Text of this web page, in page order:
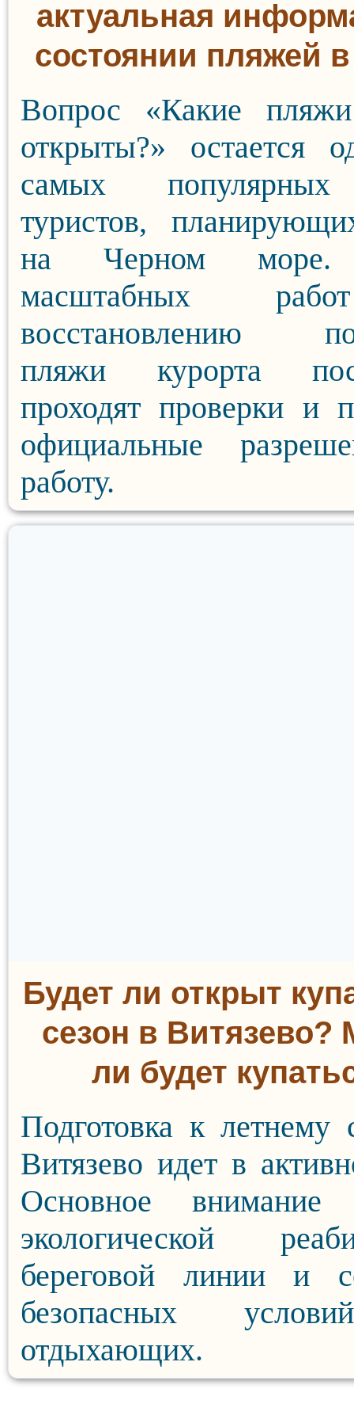
актуальная
состоянии пляжей
Вопрос «Какие
открыты?» остается
самых
туристов,
на Черном море.
масштабных
восстановлению
пляжи курорта
проходят проверки и
официальные
работу.
Будет ли открыт
сезон в Витязево?
ли будет
Подготовка к летнему
Витязево идет в
Основное внимание
экологической
береговой линии и
безопасных
отдыхающих.